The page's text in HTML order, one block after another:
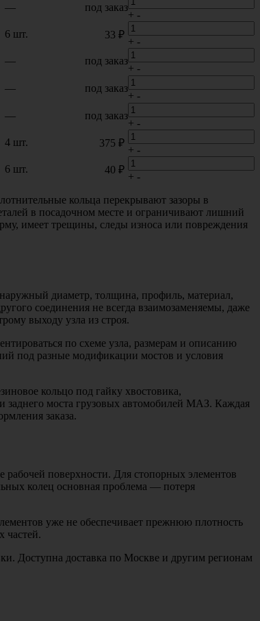
— под заказ
+ -
6 шт. 33 ₽
+ -
— под заказ
+ -
— под заказ
+ -
— под заказ
+ -
4 шт. 375 ₽
+ -
6 шт. 40 ₽
+ -
кольца перекрывают зазоры в
в посадочном месте и ограничивают лишний
имеет трещины, следы износа или повреждения
диаметр, толщина, профиль, материал,
соединения не всегда взаимозаменяемы, даже
выходу узла из строя.
по схеме узла, размерам и описанию
под разные модификации мостов и условия
кольцо под гайку хвостовика,
заднего моста грузовых автомобилей МАЗ. Каждая
заказа.
поверхности. Для стопорных элементов
колец основная проблема — потеря
уже не обеспечивает прежнюю плотность
частей.
Доступна доставка по Москве и другим регионам